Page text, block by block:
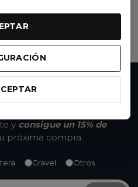
nada
y consigue un 15% de
próxima compra.
Gravel Otros